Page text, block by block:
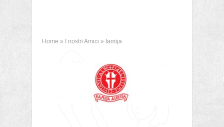
Home » I nostri Amici » famija